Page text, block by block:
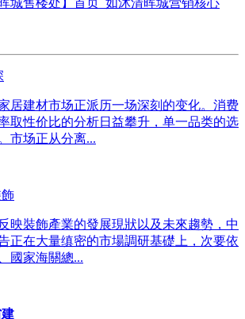
居建材市场正派历一场深刻的变化。消费
取性价比的分析日益攀升，单一品类的选
市场正从分离...
飾
映裝飾產業的發展現狀以及未來趨勢，中
正在大量缜密的市場調研基礎上，次要依
國家海關總...